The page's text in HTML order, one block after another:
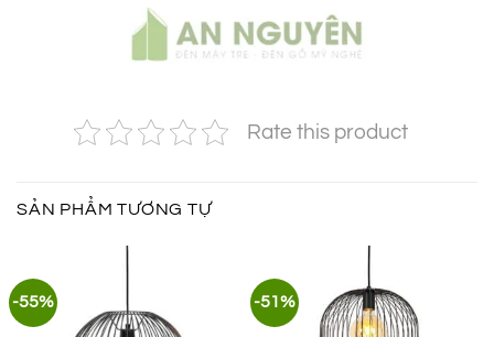
Rate this product
SẢN PHẨM TƯƠNG TỰ
-55% -51%